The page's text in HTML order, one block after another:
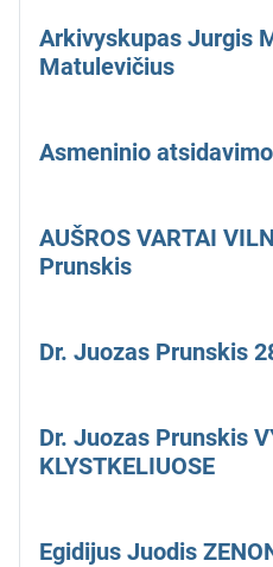
Arkivyskupas Jurgis
Matulevičius
Asmeninio
AUŠROS VARTAI
Prunskis
Dr. Juozas Prunskis
Dr. Juozas Prunskis
KLYSTKELIUOSE
Egidijus Juodis